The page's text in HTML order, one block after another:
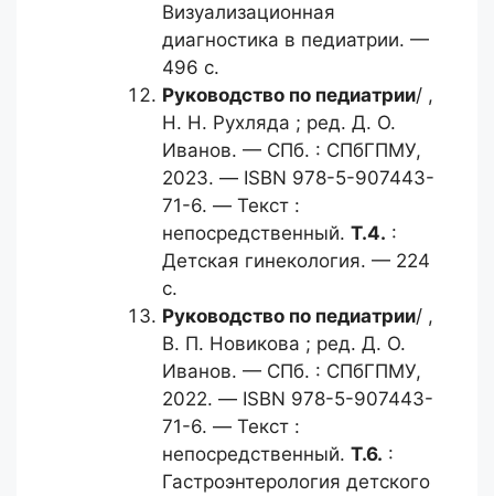
Визуализационная
диагностика в педиатрии. —
496 с.
Руководство по педиатрии/ ,
Н. Н. Рухляда ; ред. Д. О.
Иванов. — СПб. : СПбГПМУ,
2023. — ISBN 978-5-907443-
71-6. — Текст :
непосредственный. Т.4. :
Детская гинекология. — 224
с.
Руководство по педиатрии/ ,
В. П. Новикова ; ред. Д. О.
Иванов. — СПб. : СПбГПМУ,
2022. — ISBN 978-5-907443-
71-6. — Текст :
непосредственный. Т.6. :
Гастроэнтерология детского